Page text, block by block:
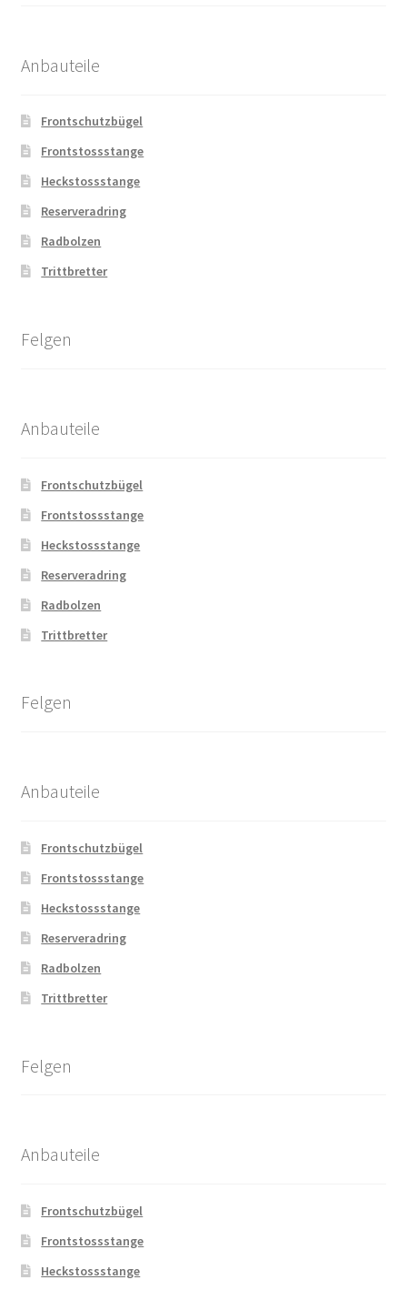
Anbauteile
Frontschutzbügel
Frontstossstange
Heckstossstange
Reserveradring
Radbolzen
Trittbretter
Felgen
Anbauteile
Frontschutzbügel
Frontstossstange
Heckstossstange
Reserveradring
Radbolzen
Trittbretter
Felgen
Anbauteile
Frontschutzbügel
Frontstossstange
Heckstossstange
Reserveradring
Radbolzen
Trittbretter
Felgen
Anbauteile
Frontschutzbügel
Frontstossstange
Heckstossstange